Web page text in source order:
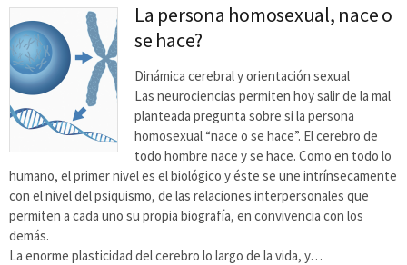
La persona homosexual, nace o
se hace?
Dinámica cerebral y orientación sexual
Las neurociencias permiten hoy salir de la mal
planteada pregunta sobre si la persona
homosexual “nace o se hace”. El cerebro de
todo hombre nace y se hace. Como en todo lo
humano, el primer nivel es el biológico y éste se une intrínsecamente
con el nivel del psiquismo, de las relaciones interpersonales que
permiten a cada uno su propia biografía, en convivencia con los
demás.
La enorme plasticidad del cerebro lo largo de la vida, y…